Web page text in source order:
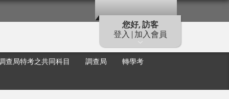
您好, 訪客
登入 | 加入會員
查局特考之共同科目 調查局 轉學考